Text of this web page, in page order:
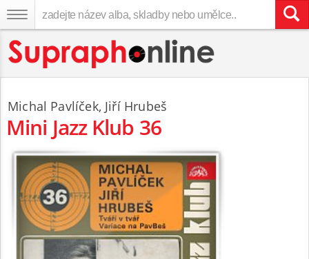
Michal Pavlíček, Jiří Hrubeš
Mini Jazz Klub 36